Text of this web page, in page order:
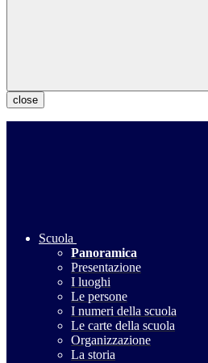
close
Scuola
Panoramica
Presentazione
I luoghi
Le persone
I numeri della scuola
Le carte della scuola
Organizzazione
La storia